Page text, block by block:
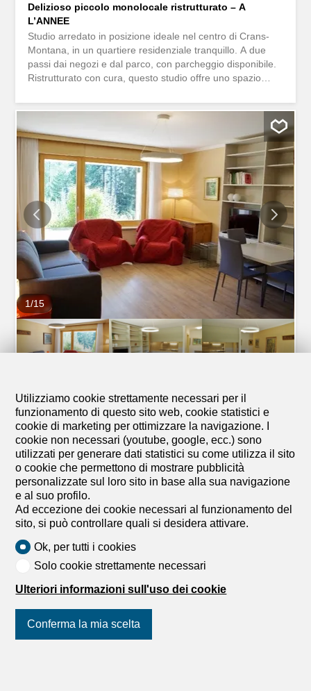
Delizioso piccolo monolocale ristrutturato – A
L’ANNEE
Studio arredato in posizione ideale nel centro di Crans-
Montana, in un quartiere residenziale tranquillo. A due
passi dai negozi e dal parco, con parcheggio disponibile.
Ristrutturato con cura, questo studio offre uno spazio
una sala doccia con WC per gli ospiti, gli spazi abitativi
sono ben delimitati per una vita pratica e piacevole.
L’affitto non include elettricità, internet e TV. Studio
meublé idéalement situé en centre-ville de Crans-
Montana, dans un quartier résidentiel calme. À deux pas
des commerces et du parc, avec parking disponible.
Rénové avec soin, ce studio offre un espace de vie
confortable de 27m2 Avec cuisine équipée et une salle de
douche avec WC visiteur, les espaces de vie sont bien
délimités pour une vie pratique et agréable. La location
n'inclus pas l'électricité, internet et TV.
1/15
Appartamento di vacanze
Appartamento di vacanze con 2
locali in affitto in Crans-
Montana - 51 m²
Prezzo su richiesta
Rue du Pas de l'Ours 15, 3963 Crans-Montana
Piano giardino
Da convenire
LOC 282 - AMBASSADEURS A
Disponibile a settimana a partire da CHF 1.190 a
settimana*. Situato nel cuore di Crans-Montana, questo
appartamento ristrutturato si trova al livello giardino di un
edificio in posizione ideale, a soli 3 minuti a piedi dal
centro della località. Beneficiando di una posizione
privilegiata, la proprietà si trova a circa 100 metri dagli
impianti di risalita Chetzeron - Cry d'Err, che offrono un
Utilizziamo cookie strettamente necessari per il
funzionamento di questo sito web, cookie statistici e
cookie di marketing per ottimizzare la navigazione. I
cookie non necessari (youtube, google, ecc.) sono
utilizzati per generare dati statistici su come utilizza il sito
o cookie che permettono di mostrare pubblicità
personalizzate sul loro sito in base alla sua navigazione
e al suo profilo.
Ad eccezione dei cookie necessari al funzionamento del
sito, si può controllare quali si desidera attivare.
Ok, per tutti i cookies
Solo cookie strettamente necessari
Ulteriori informazioni sull'uso dei cookie
Conferma la mia scelta